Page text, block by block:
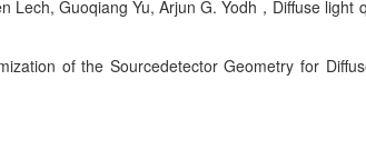
Lech, Guoqiang Yu, Arjun G. Yodh ， Diffuse light
of the Sourcedetector Geometry for